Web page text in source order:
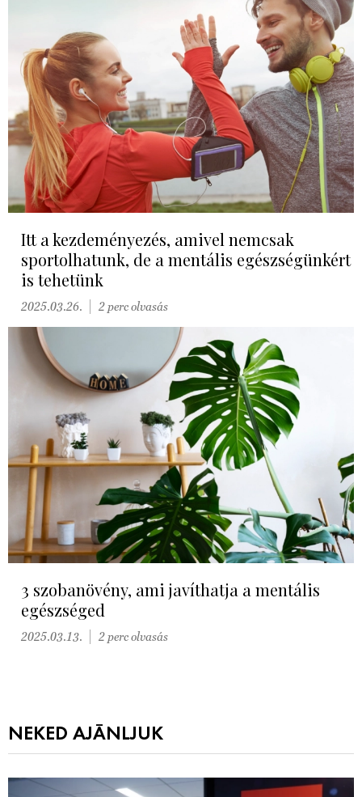
Itt a kezdeményezés, amivel nemcsak
sportolhatunk, de a mentális egészségünkért
is tehetünk
2025.03.26. 2 perc olvasás
3 szobanövény, ami javíthatja a mentális
egészséged
2025.03.13. 2 perc olvasás
NEKED AJÁNLJUK